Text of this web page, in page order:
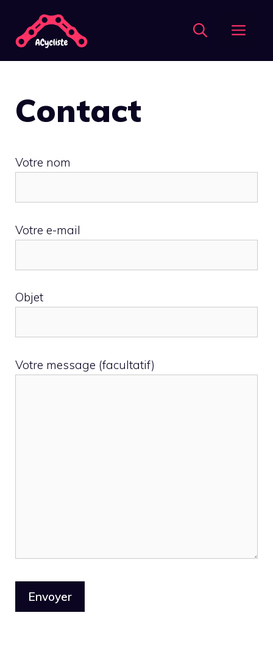
contenu
Contact
Votre nom
Votre e-mail
Objet
Votre message (facultatif)